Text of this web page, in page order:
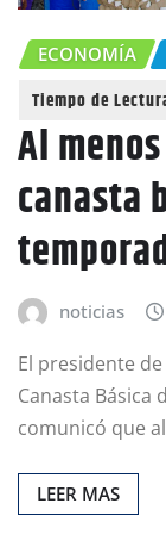
ECONOMÍA
Al
canasta
noticias
El presidente
Canasta Básica
comunicó que
LEER MAS